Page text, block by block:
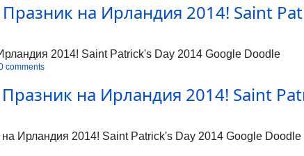
на Ирландия 2014! Saint
2014! Saint Patrick's Day 2014 Google Doodle
comments
на Ирландия 2014! Saint
Ирландия 2014! Saint Patrick's Day 2014 Google